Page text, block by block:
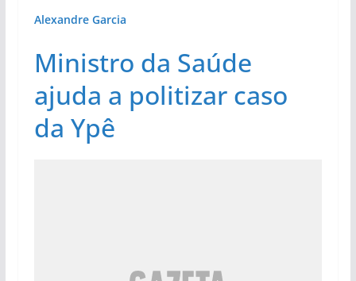
Alexandre Garcia
Ministro da Saúde
ajuda a politizar caso
da Ypê